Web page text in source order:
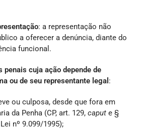
: a representação não
a oferecer a denúncia, diante do
funcional.
penais cuja ação depende de
ou de seu representante legal :
ou culposa, desde que fora em
da Penha (CP, art. 129,caput e §
nº 9.099/1995);